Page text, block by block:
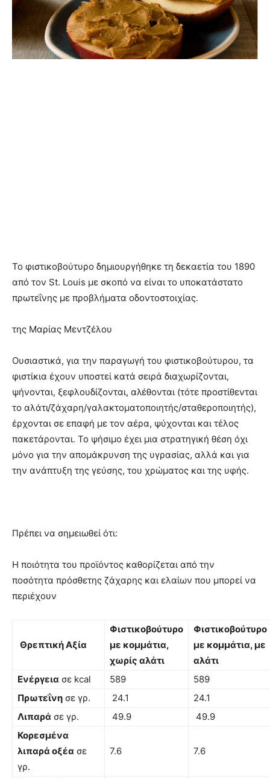
Το φιστικοβούτυρο δημιουργήθηκε τη δεκαετία του 1890
από τον St. Louis με σκοπό να είναι το υποκατάστατο
πρωτεΐνης με προβλήματα οδοντοστοιχίας.
της Μαρίας Μεντζέλου
Ουσιαστικά, για την παραγωγή του φιστικοβούτυρου, τα
φιστίκια έχουν υποστεί κατά σειρά διαχωρίζονται,
ψήνονται, ξεφλουδίζονται, αλέθονται (τότε προστίθενται
το αλάτι/ζάχαρη/γαλακτοματοποιητής/σταθεροποιητής),
έρχονται σε επαφή με τον αέρα, ψύχονται και τέλος
πακετάρονται. Το ψήσιμο έχει μια στρατηγική θέση όχι
μόνο για την απομάκρυνση της υγρασίας, αλλά και για
την ανάπτυξη της γεύσης, του χρώματος και της υφής.
Πρέπει να σημειωθεί ότι:
Η ποιότητα του προϊόντος καθορίζεται από την
ποσότητα πρόσθετης ζάχαρης και ελαίων που μπορεί να
περιέχουν
Θρεπτική Αξία
Φιστικοβούτυρο
με κομμάτια,
χωρίς αλάτι
Φιστικοβούτυρο
με κομμάτια, με
αλάτι
Ενέργεια σε kcal 589
589
Πρωτεΐνη σε γρ. 24.1
24.1
Λιπαρά σε γρ. 49.9
49.9
Κορεσμένα
λιπαρά οξέα σε
γρ.
7.6 7.6